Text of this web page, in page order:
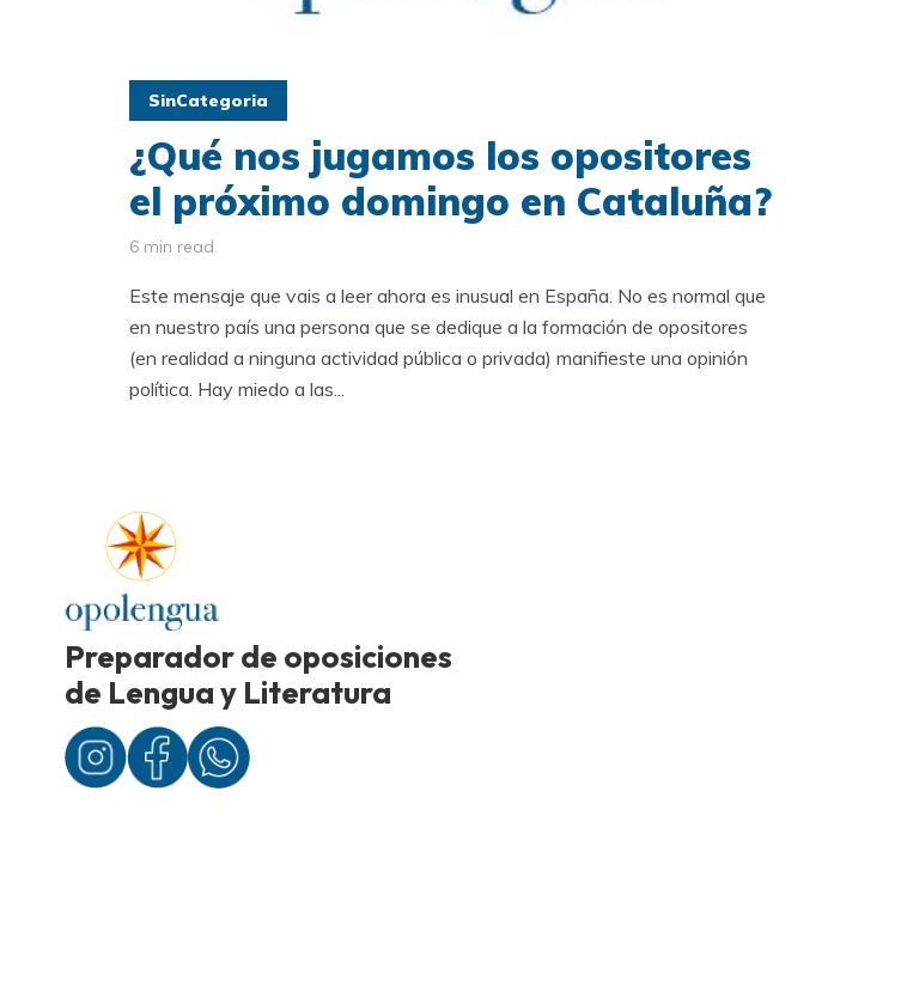
SinCategoria
¿Qué nos jugamos los opositores
el próximo domingo en Cataluña?
6 min read
Este mensaje que vais a leer ahora es inusual en España. No es normal que
en nuestro país una persona que se dedique a la formación de opositores
(en realidad a ninguna actividad pública o privada) manifieste una opinión
política. Hay miedo a las...
Preparador de oposiciones
de Lengua y Literatura